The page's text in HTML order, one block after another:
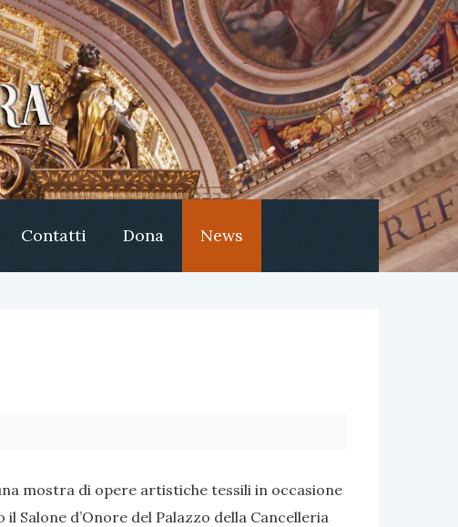
Contatti Dona News
mostra di opere artistiche tessili in occasione
Salone d’Onore del Palazzo della Cancelleria